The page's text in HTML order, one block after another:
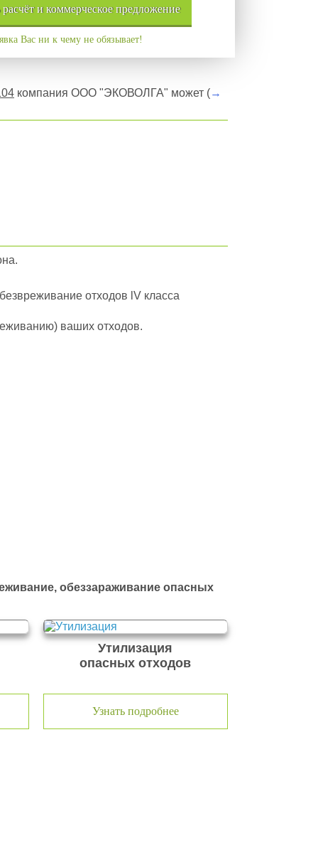
расчёт и коммерческоепредложение
Вас ни к чему не обязывает!
компания ООО "ЭКОВОЛГА" может (→
отходов lV класса
ваших отходов.
обеззараживание опасных
Утилизация
опасных отходов
Узнать подробнее